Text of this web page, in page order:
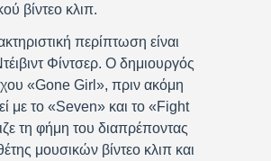
βίντεο κλιπ.
περίπτωση είναι
Φίντσερ. Ο δημιουργός
«Gone Girl», πριν ακόμη
με το «Seven» και το «Fight
τη φήμη του διαπρέποντας
μουσικών βίντεο κλιπ και